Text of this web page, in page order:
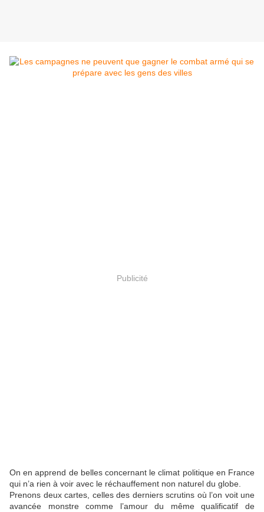
Publicité
On en apprend de belles concernant le climat politique en France
qui n’a rien à voir avec le réchauffement non naturel du globe.
Prenons deux cartes, celles des derniers scrutins où l’on voit une
avancée monstre comme l’amour du même qualificatif de